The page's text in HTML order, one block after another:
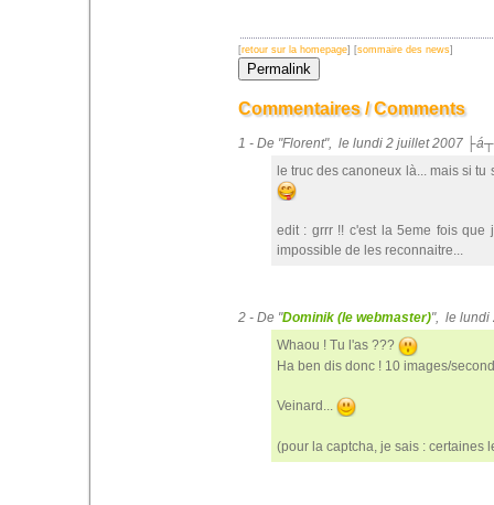
[retour sur la homepage] [sommaire des news]
Commentaires / Comments
1 - De "Florent", le lundi 2 juillet 2007
le truc des canoneux là... mais si
edit : grrr !! c'est la 5eme fois que
impossible de les reconnaitre...
2 - De "Dominik (le webmaster)", le lundi
Whaou ! Tu l'as ???
Ha ben dis donc ! 10 images/
Veinard...
(pour la captcha, je sais : certaines